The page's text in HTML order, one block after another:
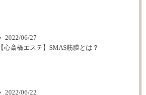
2022/06/27
【心斎橋エステ】SMAS筋膜とは？
2022/06/22